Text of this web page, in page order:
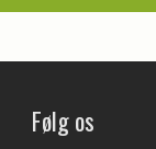
Følg os